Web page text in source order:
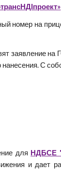
номер на
заявление
С
для НДБСЕ
и дает